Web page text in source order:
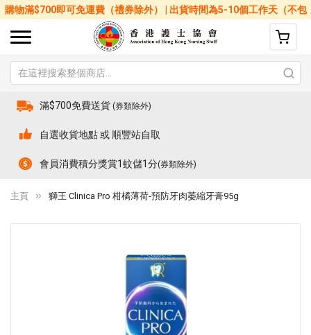
購物滿$700即可免運費（禮券除外） | 出貨時間為5-10個工作天（不包
括星期六、日及公眾假期）
滿$700免費送貨 (券類除外)
自選收貨地點 或 順豐站自取
會員消費積分獎賞1蚊儲1分(券類除外)
主頁 獅王 Clinica Pro 柑橘薄荷-預防牙肉萎縮牙膏95g